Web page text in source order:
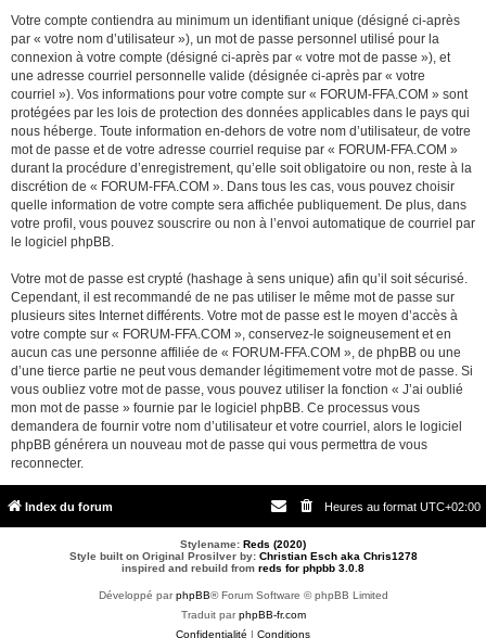
Votre compte contiendra au minimum un identifiant unique (désigné ci-après
par « votre nom d’utilisateur »), un mot de passe personnel utilisé pour la
connexion à votre compte (désigné ci-après par « votre mot de passe »), et
une adresse courriel personnelle valide (désignée ci-après par « votre
courriel »). Vos informations pour votre compte sur « FORUM-FFA.COM » sont
protégées par les lois de protection des données applicables dans le pays qui
nous héberge. Toute information en-dehors de votre nom d’utilisateur, de votre
mot de passe et de votre adresse courriel requise par « FORUM-FFA.COM »
durant la procédure d’enregistrement, qu’elle soit obligatoire ou non, reste à la
discrétion de « FORUM-FFA.COM ». Dans tous les cas, vous pouvez choisir
quelle information de votre compte sera affichée publiquement. De plus, dans
votre profil, vous pouvez souscrire ou non à l’envoi automatique de courriel par
le logiciel phpBB.
Votre mot de passe est crypté (hashage à sens unique) afin qu’il soit sécurisé.
Cependant, il est recommandé de ne pas utiliser le même mot de passe sur
plusieurs sites Internet différents. Votre mot de passe est le moyen d’accès à
votre compte sur « FORUM-FFA.COM », conservez-le soigneusement et en
aucun cas une personne affiliée de « FORUM-FFA.COM », de phpBB ou une
d’une tierce partie ne peut vous demander légitimement votre mot de passe. Si
vous oubliez votre mot de passe, vous pouvez utiliser la fonction « J’ai oublié
mon mot de passe » fournie par le logiciel phpBB. Ce processus vous
demandera de fournir votre nom d’utilisateur et votre courriel, alors le logiciel
phpBB générera un nouveau mot de passe qui vous permettra de vous
reconnecter.
Index du forum Heures au format UTC+02:00
Stylename: Reds (2020)
Style built on Original Prosilver by: Christian Esch aka Chris1278
inspired and rebuild from reds for phpbb 3.0.8
Développé parphpBB® Forum Software © phpBB Limited
Traduit parphpBB-fr.com
Confidentialité | Conditions